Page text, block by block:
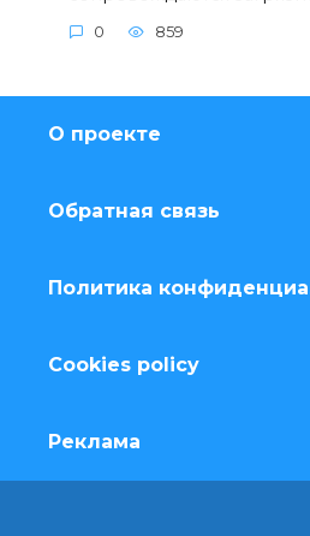
0 859
О проекте
Обратная связь
Политика
Cookies policy
Реклама